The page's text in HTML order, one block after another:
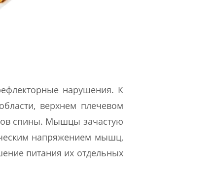
нарушения. К
верхнем плечевом
спины. Мышцы зачастую
напряжением мышц,
питания их отдельных